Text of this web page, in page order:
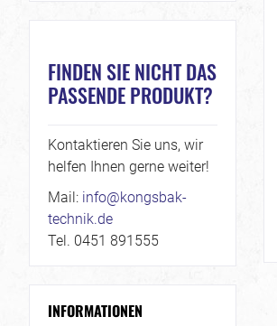
FINDEN SIE NICHT DAS
PASSENDE PRODUKT?
Kontaktieren Sie uns, wir
helfen Ihnen gerne weiter!
Mail: info@kongsbak-
technik.de
Tel. 0451 891555
INFORMATIONEN